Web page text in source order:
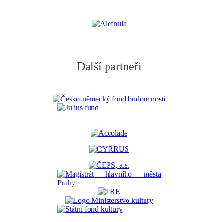
Další partneři